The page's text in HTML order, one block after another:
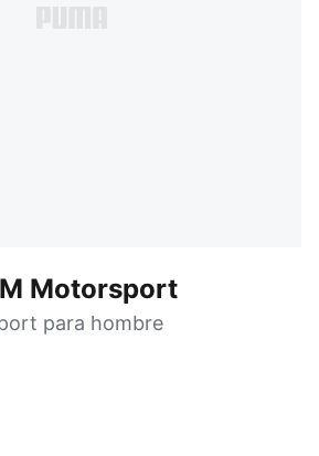
Motorsport
para hombre